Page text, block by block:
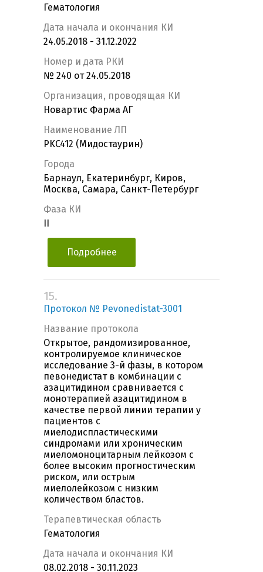
Гематология
Дата начала и окончания КИ
24.05.2018 - 31.12.2022
Номер и дата РКИ
№ 240 от 24.05.2018
Организация, проводящая КИ
Новартис Фарма АГ
Наименование ЛП
PKC412 (Мидостаурин)
Города
Барнаул, Екатеринбург, Киров,
Москва, Самара, Санкт-Петербург
Фаза КИ
Подробнее
15.
Протокол № Pevonedistat-3001
Название протокола
Открытое, рандомизированное,
контролируемое клиническое
исследование 3-й фазы, в котором
певонедистат в комбинации с
азацитидином сравнивается с
монотерапией азацитидином в
качестве первой линии терапии у
пациентов с
миелодиспластическими
синдромами или хроническим
миеломоноцитарным лейкозом с
более высоким прогностическим
риском, или острым
миелолейкозом с низким
количеством бластов.
Терапевтическая область
Гематология
Дата начала и окончания КИ
08.02.2018 - 30.11.2023